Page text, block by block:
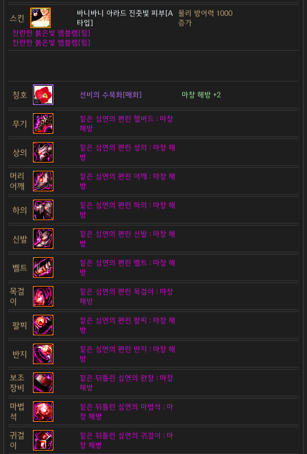
스킨
바니바니 아라드 진줏빛 피부[A
타입]
물리 방어력 1000
증가
찬란한 붉은빛 엠블렘[힘]
찬란한 붉은빛 엠블렘[힘]
칭호 선비의 수묵화[매화] 마창 해방 +2
무기
짙은 심연의 편린 핼버드 : 마창
해방
상의
짙은 심연의 편린 상의 : 마창 해
방
머리
어깨
짙은 심연의 편린 어깨 : 마창 해
방
하의
짙은 심연의 편린 하의 : 마창 해
방
신발
짙은 심연의 편린 신발 : 마창 해
방
벨트
짙은 심연의 편린 벨트 : 마창 해
방
목걸
이
짙은 심연의 편린 목걸이 : 마창
해방
팔찌
짙은 심연의 편린 팔찌 : 마창 해
방
반지
짙은 심연의 편린 반지 : 마창 해
방
보조
장비
짙은 뒤틀린 심연의 완장 : 마창
해방
마법
석
짙은 뒤틀린 심연의 마법석 : 마
창 해방
귀걸
이
짙은 뒤틀린 심연의 귀걸이 : 마
창 해방